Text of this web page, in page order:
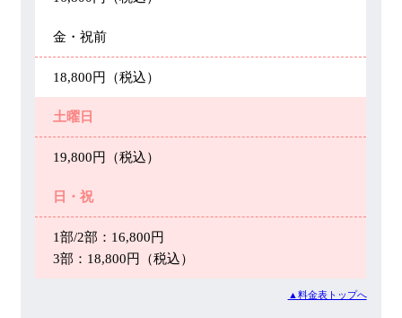
金・祝前
18,800円（税込）
土曜日
19,800円（税込）
日・祝
1部/2部：16,800円
3部：18,800円（税込）
▲料金表トップへ